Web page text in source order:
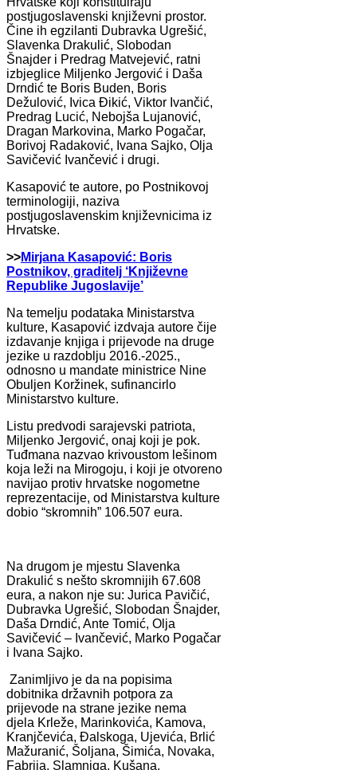
postjugoslavenski književni prostor.
Čine ih egzilanti Dubravka Ugrešić,
Slavenka Drakulić, Slobodan
Šnajder i Predrag Matvejević, ratni
izbjeglice Miljenko Jergović i Daša
Drndić te Boris Buden, Boris
Dežulović, Ivica Đikić, Viktor Ivančić,
Predrag Lucić, Nebojša Lujanović,
Dragan Markovina, Marko Pogačar,
Borivoj Radaković, Ivana Sajko, Olja
Savičević Ivančević i drugi.
Kasapović te autore, po Postnikovoj
terminologiji, naziva
postjugoslavenskim književnicima iz
Hrvatske.
>>Mirjana Kasapović: Boris
Postnikov, graditelj ‘Književne
Republike Jugoslavije’
Na temelju podataka Ministarstva
kulture, Kasapović izdvaja autore čije
izdavanje knjiga i prijevode na druge
jezike u razdoblju 2016.-2025.,
odnosno u mandate ministrice Nine
Obuljen Koržinek, sufinancirlo
Ministarstvo kulture.
Listu predvodi sarajevski patriota,
Miljenko Jergović, onaj koji je pok.
Tuđmana nazvao krivoustom lešinom
koja leži na Mirogoju, i koji je otvoreno
navijao protiv hrvatske nogometne
reprezentacije, od Ministarstva kulture
dobio “skromnih” 106.507 eura.
Na drugom je mjestu Slavenka
Drakulić s nešto skromnijih 67.608
eura, a nakon nje su: Jurica Pavičić,
Dubravka Ugrešić, Slobodan Šnajder,
Daša Drndić, Ante Tomić, Olja
Savičević – Ivančević, Marko Pogačar
i Ivana Sajko.
Zanimljivo je da na popisima
dobitnika državnih potpora za
prijevode na strane jezike nema
djela Krleže, Marinkovića, Kamova,
Kranjčevića, Đalskoga, Ujevića, Brlić
Mažuranić, Šoljana, Šimića, Novaka,
Fabrija, Slamniga, Kušana,